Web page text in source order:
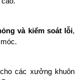
và kiểm soát lỗi,
các xưởng khuôn